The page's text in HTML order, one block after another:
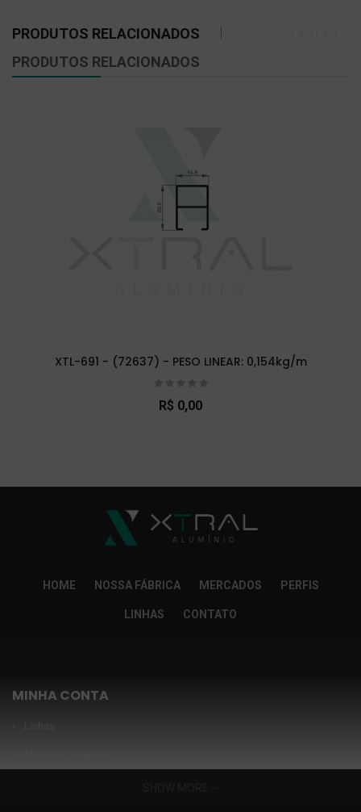
PRODUTOS RELACIONADOS
PRODUTOS RELACIONADOS
XTL-691 - (72637) - PESO LINEAR: 0,154kg/m
R$ 0,00
HOME NOSSA FÁBRICA MERCADOS PERFIS
LINHAS CONTATO
MINHA CONTA